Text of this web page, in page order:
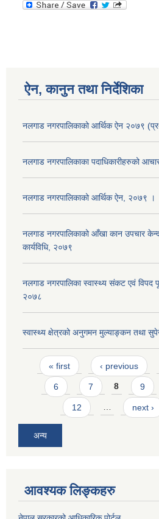
ऐन, कानुन तथा निर्देशिका
नलगाड नगरपालिकाको आर्थिक ऐन २०७९
नलगाड नगरपालिकाका पदाधिकारीहरुको
नलगाड नगरपालिकाको आर्थिक ऐन, २०७९ ।
नलगाड नगरपालिकाको आँखा कान उपचार
कार्यविधि, २०७९
नलगाड नगरपालिका स्वास्थ्य संकट एवं विपद
२०७८
स्वास्थ्य क्षेत्रको अनुगमन मुल्याङ्कन तथा
Pages
« first ‹ previous
6 7 8 9
12 … next ›
अन्य
आवश्यक लिङ्कहरु